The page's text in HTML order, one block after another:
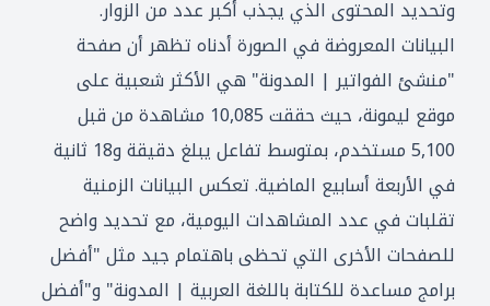
وتحديد المحتوى الذي يجذب أكبر عدد من الزوار.
البيانات المعروضة في الصورة أدناه تظهر أن صفحة
"منشئ الفواتير | المدونة" هي الأكثر شعبية على
موقع ليمونة، حيث حققت 10,085 مشاهدة من قبل
5,100 مستخدم، بمتوسط تفاعل يبلغ دقيقة و18 ثانية
في الأربعة أسابيع الماضية. تعكس البيانات الزمنية
تقلبات في عدد المشاهدات اليومية، مع تحديد واضح
للصفحات الأخرى التي تحظى باهتمام جيد مثل "أفضل
برامج مساعدة للكتابة باللغة العربية | المدونة" و"أفضل